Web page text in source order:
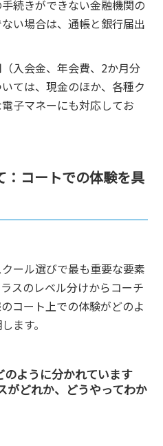
続きができない金融機関の
い場合は、通帳と銀行届出
入会金、年会費、2か月分
ては、現金のほか、各種ク
子マネーにも対応してお
：コートでの体験を具
ール選びで最も重要な要素
スのレベル分けからコーチ
コート上での体験がどのよ
ます。
ように分かれています
がどれか、どうやってわか